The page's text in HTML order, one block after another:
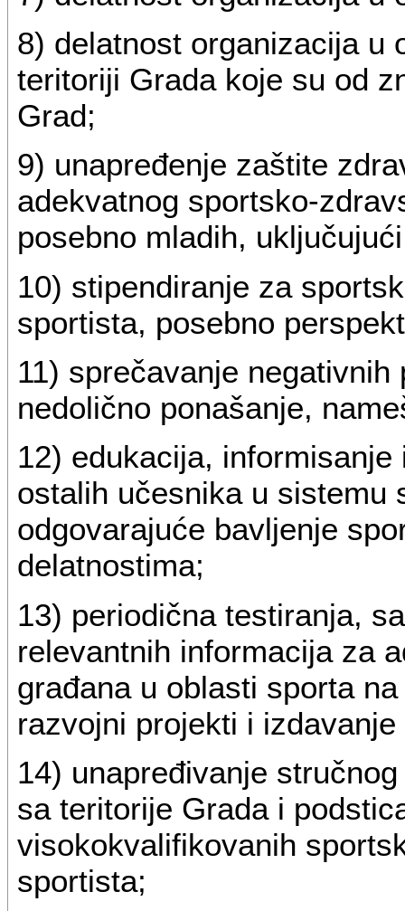
8) delatnost organizacija u
teritoriji Grada koje su od
Grad;
9) unapređenje zaštite
adekvatnog sportsko-
posebno mladih,
10) stipendiranje za
sportista, posebno
11) sprečavanje
nedolično ponašanje,
12) edukacija,
ostalih učesnika u sistemu
odgovarajuće bavljenje
delatnostima;
13) periodična testiranja,
relevantnih informacija za
građana u oblasti sporta
razvojni projekti i
14) unapređivanje
sa teritorije Grada i
visokokvalifikovanih
sportista;